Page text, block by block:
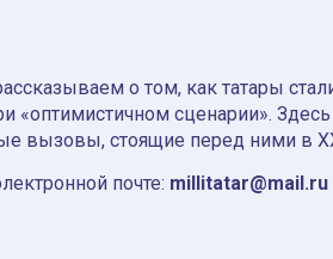
о том, как татары
сценарии».
вызовы, стоящие перед ними в
почте: millitatar@mail.ru